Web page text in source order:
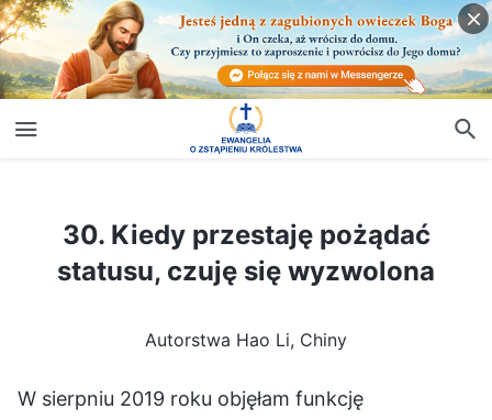
30. Kiedy przestaję pożądać
statusu, czuję się wyzwolona
Autorstwa Hao Li, Chiny
W sierpniu 2019 roku objęłam funkcję